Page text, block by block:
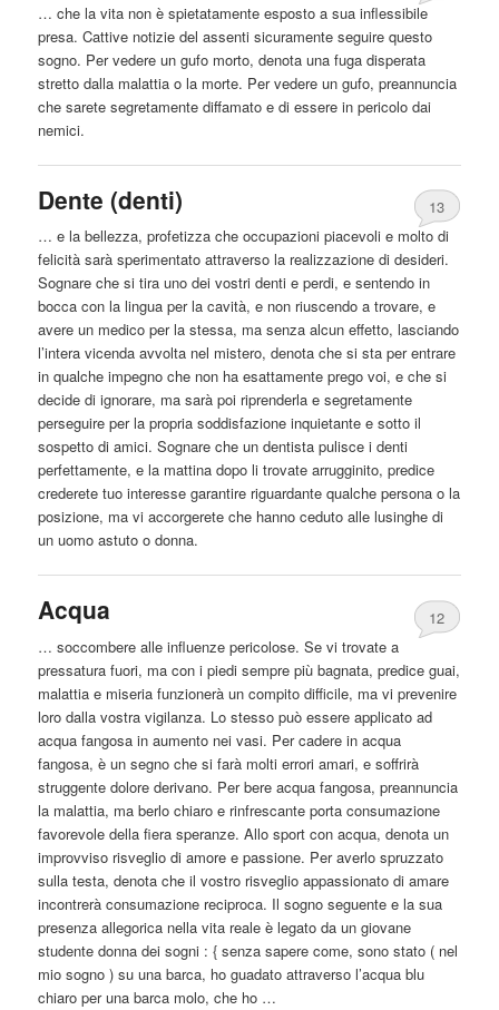
… che la vita non è spietatamente esposto a sua inflessibile
presa. Cattive notizie del assenti sicuramente seguire questo
sogno. Per vedere un gufo morto, denota una fuga disperata
strettodalla malattia o la morte. Per vedere un gufo, preannuncia
che sarete segretamente diffamato e di essere in pericolo dai
nemici.
Dente (denti)
13
… e la bellezza, profetizza che occupazioni piacevoli e molto di
felicità sarà sperimentato attraverso la realizzazione di desideri.
Sognare che si tira uno dei vostri denti e perdi, e sentendo in
bocca con la lingua per la cavità, e non riuscendo a trovare, e
avere un medico per la stessa, ma senza alcun effetto, lasciando
l’intera vicenda avvolta nel mistero, denota che si sta per entrare
in qualche impegno che non ha esattamente prego voi, e che si
decide di ignorare, ma sarà poi riprenderla e segretamente
perseguire per la propria soddisfazione inquietante e sotto il
sospetto di amici. Sognare che un dentista pulisce i denti
perfettamente, e la mattina dopo li trovate arrugginito, predice
crederete tuo interesse garantire riguardante qualche persona o la
posizione, ma vi accorgerete che hanno ceduto alle lusinghe di
un uomo astuto o donna.
Acqua
12
… soccombere alle influenze pericolose. Se vi trovate a
pressatura fuori, ma con i piedi sempre più bagnata, predice guai,
malattia e miseria funzionerà un compito difficile, ma vi prevenire
lorodalla vostra vigilanza. Lo stesso può essere applicato ad
acqua fangosa in aumento nei vasi. Per cadere in acqua
fangosa, è un segno che si farà molti errori amari, e soffrirà
struggente dolore derivano. Per bere acqua fangosa, preannuncia
la malattia, ma berlo chiaro e rinfrescante porta consumazione
favorevole della fiera speranze. Allo sport con acqua, denota un
improvviso risveglio di amore e passione. Per averlo spruzzato
sulla testa, denota che il vostro risveglio appassionato di amare
incontrerà consumazione reciproca. Il sogno seguente e la sua
presenza allegorica nella vita reale è legato da un giovane
studente donna dei sogni : { senza sapere come, sono stato ( nel
mio sogno ) su una barca, ho guadato attraverso l’acqua blu
chiaro per una barca molo, che ho …